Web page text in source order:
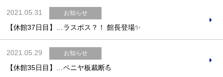
お問合せフォーム
吹田市スポーツ施設予約システム(OPAS)
2021.05.31 お知らせ
【休館37日目】…ラスボス？！ 館長登場✨
2021.05.29 お知らせ
【休館35日目】…ベニヤ板裁断💪